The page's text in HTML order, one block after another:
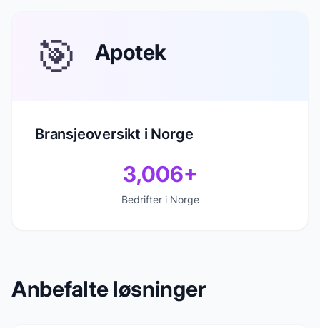
🎯 Apotek
Bransjeoversikt i Norge
3,006+
Bedrifter i Norge
Anbefalte løsninger